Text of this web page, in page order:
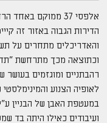
ועיבודים כאילו היתה בד